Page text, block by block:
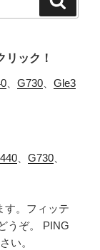
リック！
G730 Gle3
G730
す。フィッテ
うぞ。 PING
い。